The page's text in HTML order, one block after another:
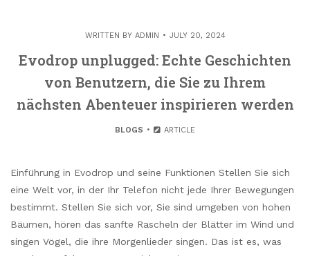
WRITTEN BY ADMIN JULY 20, 2024
Evodrop unplugged: Echte Geschichten
von Benutzern, die Sie zu Ihrem
nächsten Abenteuer inspirieren werden
BLOGS ARTICLE
Einführung in Evodrop und seine Funktionen Stellen Sie sich
eine Welt vor, in der Ihr Telefon nicht jede Ihrer Bewegungen
bestimmt. Stellen Sie sich vor, Sie sind umgeben von hohen
Bäumen, hören das sanfte Rascheln der Blätter im Wind und
singen Vögel, die ihre Morgenlieder singen. Das ist es, was